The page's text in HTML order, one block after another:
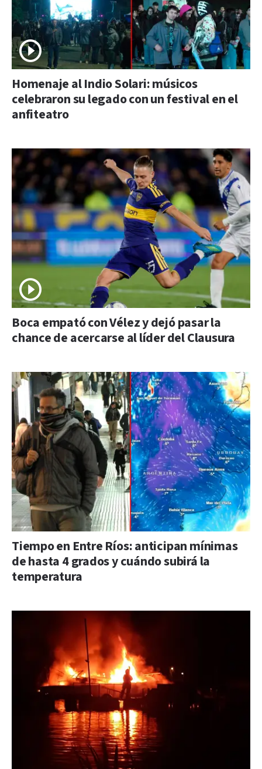
Homenaje al Indio Solari: músicos
celebraron su legado con un festival en el
anfiteatro
Boca empató con Vélez y dejó pasar la
chance de acercarse al líder del Clausura
Tiempo en Entre Ríos: anticipan mínimas
de hasta 4 grados y cuándo subirá la
temperatura